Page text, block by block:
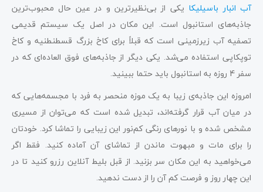
آب انبار باسیلیکا یکی از بی‌نظیرترین و در عین حال محبوب‌ترین
جاذبه‌های استانبول است. این مکان در اصل یک سیستم قدیمی
تصفیه آب زیرزمینی است که قبلاً برای کاخ بزرگ قسطنطنیه و کاخ
توپکاپی استفاده می‌شد. یکی دیگر از جاذبه‌های فوق العاده‌ای که در
سفر 4 روزه به استانبول باید حتما ببینید.
امروزه این جاذبه‌ی زیبا به یک موزه منحصر به فرد با مجسمه‌هایی که
در میان آب قرار گرفته‌اند، تبدیل شده است که می‌توان از مسیری
مشخص شده و با نورهای رنگی کم‌نور این زیبایی را تماشا کرد. خودتان
را برای مات و مبهوت ماندن از تماشای آن آماده کنید. فقط اگر
می‌خواهید به این مکان سر بزنید. از قبل بلیط آنلاین رزرو کنید تا در
این چهار روز و فرصت کم آن را از دست ندهید.